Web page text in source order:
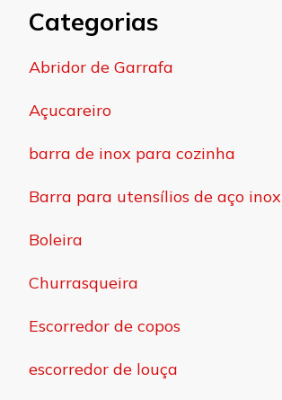
Categorias
Abridor de Garrafa
Açucareiro
barra de inox para cozinha
Barra para utensílios de aço inox
Boleira
Churrasqueira
Escorredor de copos
escorredor de louça